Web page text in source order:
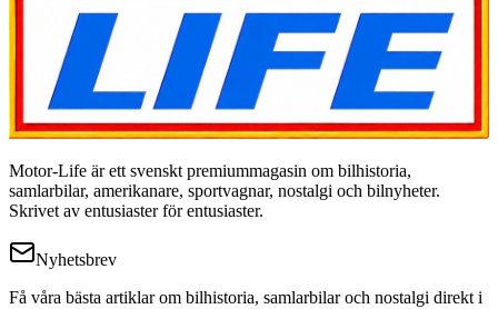
Motor-Life är ett svenskt premiummagasin om bilhistoria,
samlarbilar, amerikanare, sportvagnar, nostalgi och bilnyheter.
Skrivet av entusiaster för entusiaster.
Nyhetsbrev
Få våra bästa artiklar om bilhistoria, samlarbilar och nostalgi direkt i